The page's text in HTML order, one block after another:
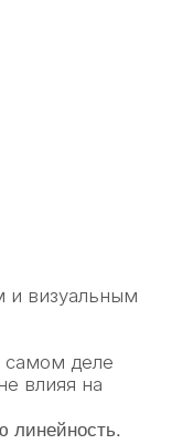
и визуальным
самом деле
влияя на
линейность.